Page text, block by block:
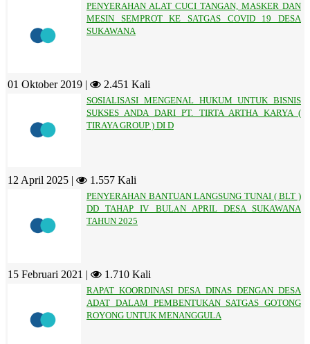
PENYERAHAN ALAT CUCI TANGAN, MASKER DAN
MESIN SEMPROT KE SATGAS COVID 19 DESA
SUKAWANA
01 Oktober 2019 | 2.451 Kali
SOSIALISASI MENGENAL HUKUM UNTUK BISNIS
SUKSES ANDA DARI PT. TIRTA ARTHA KARYA (
TIRAYA GROUP ) DI D
12 April 2025 | 1.557 Kali
PENYERAHAN BANTUAN LANGSUNG TUNAI ( BLT )
DD TAHAP IV BULAN APRIL DESA SUKAWANA
TAHUN 2025
15 Februari 2021 | 1.710 Kali
RAPAT KOORDINASI DESA DINAS DENGAN DESA
ADAT DALAM PEMBENTUKAN SATGAS GOTONG
ROYONG UNTUK MENANGGULA